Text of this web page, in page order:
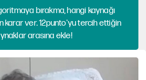
bırakma, hangi kaynağı
karar ver. 12punto'yu tercih ettiğin
arasına ekle!